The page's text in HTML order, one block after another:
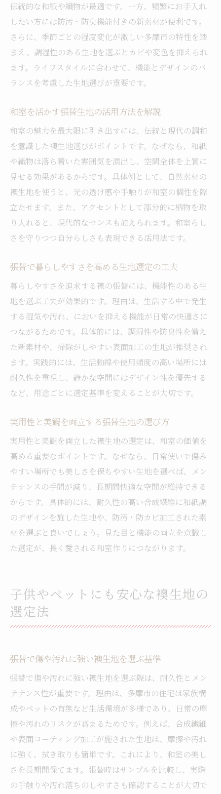
伝統的な和紙や織物が最適です。一方、頻繁にお手入れ
したい方には防汚・防臭機能付きの新素材が便利です。
さらに、季節ごとの湿度変化が激しい多摩市の特性を踏
まえ、調湿性のある生地を選ぶとカビや変色を抑えられ
ます。ライフスタイルに合わせて、機能とデザインのバ
ランスを考慮した生地選びが重要です。
和室を活かす張替生地の活用方法を解説
和室の魅力を最大限に引き出すには、伝統と現代の調和
を意識した襖生地選びがポイントです。なぜなら、和紙
や織物は落ち着いた雰囲気を演出し、空間全体を上質に
見せる効果があるからです。具体例として、自然素材の
襖生地を使うと、光の透け感や手触りが和室の個性を際
立たせます。また、アクセントとして部分的に柄物を取
り入れると、現代的なセンスも加えられます。和室らし
さを守りつつ自分らしさも表現できる活用法です。
張替で暮らしやすさを高める生地選定の工夫
暮らしやすさを追求する襖の張替には、機能性のある生
地を選ぶ工夫が効果的です。理由は、生活する中で発生
する湿気や汚れ、においを抑える機能が日常の快適さに
つながるためです。具体的には、調湿性や防臭性を備え
た新素材や、掃除がしやすい表面加工の生地が推奨され
ます。実践的には、生活動線や使用頻度の高い場所には
耐久性を重視し、静かな空間にはデザイン性を優先する
など、用途ごとに選定基準を変えることが大切です。
実用性と美観を両立する張替生地の選び方
実用性と美観を両立した襖生地の選定は、和室の価値を
高める重要なポイントです。なぜなら、日常使いで傷み
やすい場所でも美しさを保ちやすい生地を選べば、メン
テナンスの手間が減り、長期間快適な空間が維持できる
からです。具体的には、耐久性の高い合成繊維に和紙調
のデザインを施した生地や、防汚・防カビ加工された素
材を選ぶと良いでしょう。見た目と機能の両立を意識し
た選定が、長く愛される和室作りにつながります。
子供やペットにも安心な襖生地の
選定法
張替で傷や汚れに強い襖生地を選ぶ基準
張替で傷や汚れに強い襖生地を選ぶ際は、耐久性とメン
テナンス性が重要です。理由は、多摩市の住宅は家族構
成やペットの有無など生活環境が多様であり、日常の摩
擦や汚れのリスクが高まるためです。例えば、合成繊維
や表面コーティング加工が施された生地は、摩擦や汚れ
に強く、拭き取りも簡単です。これにより、和室の美し
さを長期間保てます。張替時はサンプルを比較し、実際
の手触りや汚れ落ちのしやすさも確認することが大切で